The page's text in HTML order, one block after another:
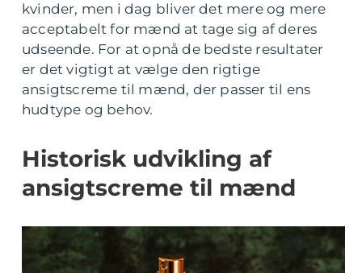
kvinder, men i dag bliver det mere og mere
acceptabelt for mænd at tage sig af deres
udseende. For at opnå de bedste resultater
er det vigtigt at vælge den rigtige
ansigtscreme til mænd, der passer til ens
hudtype og behov.
Historisk udvikling af
ansigtscreme til mænd